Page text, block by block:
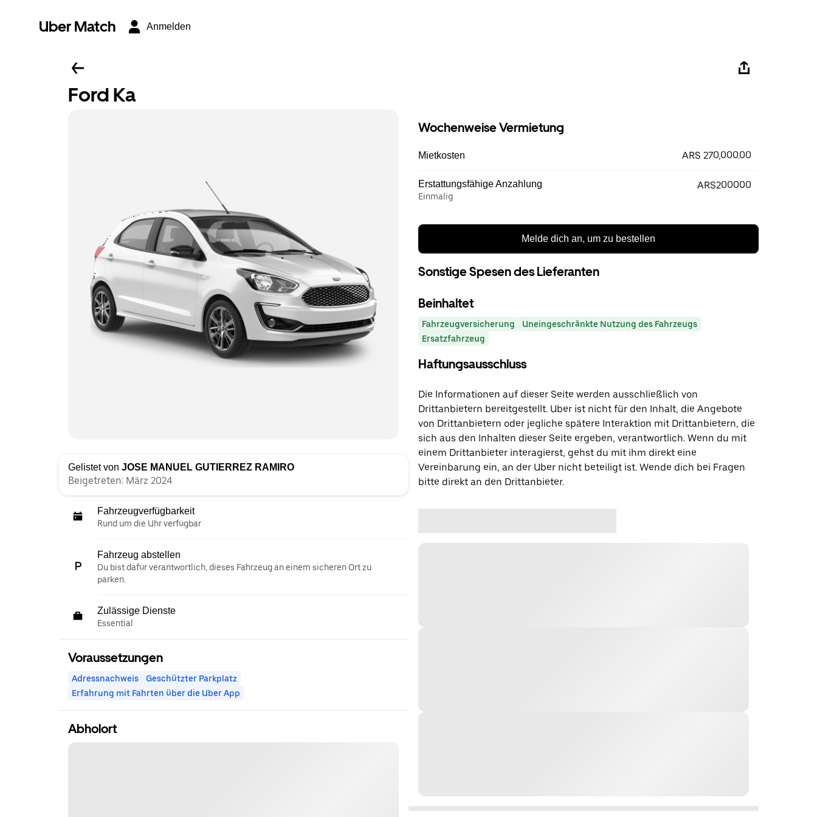
Uber Match Anmelden
Ford Ka
Gelistet von JOSE MANUEL GUTIERREZ RAMIRO
Beigetreten: März 2024
Fahrzeugverfügbarkeit
Rund um die Uhr verfügbar
Fahrzeug abstellen
Du bist dafür verantwortlich, dieses Fahrzeug an einem sicheren Ort zu
parken.
Zulässige Dienste
Essential
Voraussetzungen
Adressnachweis
Geschützter Parkplatz
Erfahrung mit Fahrten über die Uber App
Abholort
Wochenweise Vermietung
Mietkosten ARS 270,000.00
Erstattungsfähige Anzahlung
Einmalig
ARS200000
Melde dich an, um zu bestellen
Sonstige Spesen des Lieferanten
Beinhaltet
Fahrzeugversicherung
Uneingeschränkte Nutzung des Fahrzeugs
Ersatzfahrzeug
Haftungsausschluss
Die Informationen auf dieser Seite werden ausschließlich von
Drittanbietern bereitgestellt. Uber ist nicht für den Inhalt, die Angebote
von Drittanbietern oder jegliche spätere Interaktion mit Drittanbietern, die
sich aus den Inhalten dieser Seite ergeben, verantwortlich. Wenn du mit
einem Drittanbieter interagierst, gehst du mit ihm direkt eine
Vereinbarung ein, an der Uber nicht beteiligt ist. Wende dich bei Fragen
bitte direkt an den Drittanbieter.